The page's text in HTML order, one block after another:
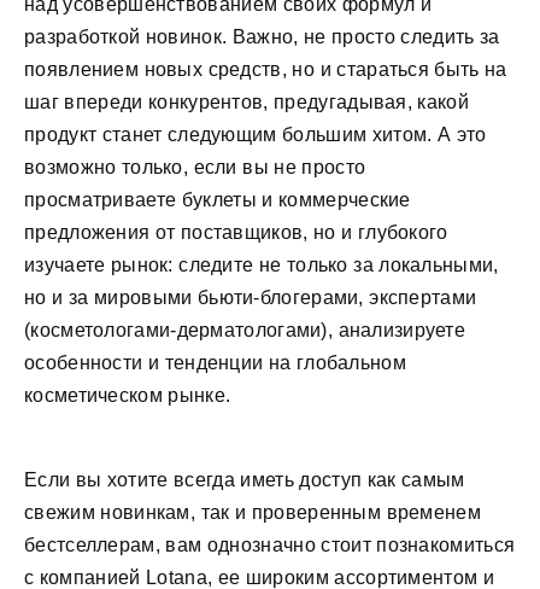
над усовершенствованием своих формул и
разработкой новинок. Важно, не просто следить за
появлением новых средств, но и стараться быть на
шаг впереди конкурентов, предугадывая, какой
продукт станет следующим большим хитом. А это
возможно только, если вы не просто
просматриваете буклеты и коммерческие
предложения от поставщиков, но и глубокого
изучаете рынок: следите не только за локальными,
но и за мировыми бьюти-блогерами, экспертами
(косметологами-дерматологами), анализируете
особенности и тенденции на глобальном
косметическом рынке.
Если вы хотите всегда иметь доступ как самым
свежим новинкам, так и проверенным временем
бестселлерам, вам однозначно стоит познакомиться
с компанией Lotana, ее широким ассортиментом и